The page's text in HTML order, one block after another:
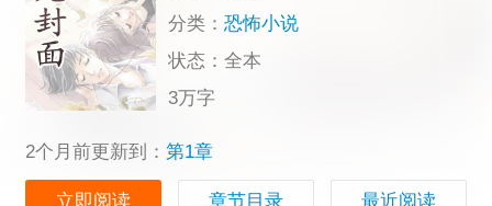
分类：恐怖小说
状态：全本
3万字
2个月前更新到： 第1章
立即阅读 章节目录 最近阅读